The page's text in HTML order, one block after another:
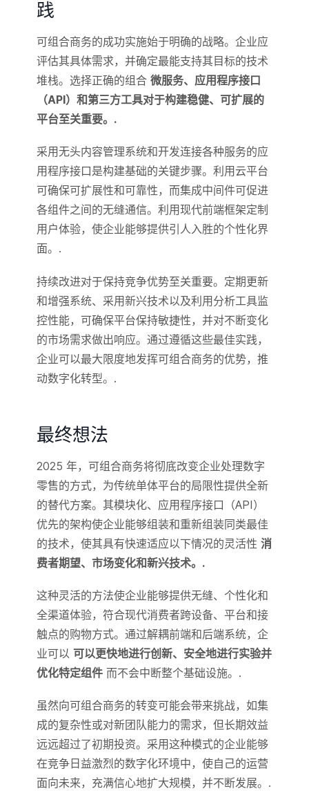
践
可组合商务的成功实施始于明确的战略。企业应
评估其具体需求，并确定最能支持其目标的技术
堆栈。选择正确的组合 微服务、应用程序接口
（API）和第三方工具对于构建稳健、可扩展的
平台至关重要。.
采用无头内容管理系统和开发连接各种服务的应
用程序接口是构建基础的关键步骤。利用云平台
可确保可扩展性和可靠性，而集成中间件可促进
各组件之间的无缝通信。利用现代前端框架定制
用户体验，使企业能够提供引人入胜的个性化界
面。.
持续改进对于保持竞争优势至关重要。定期更新
和增强系统、采用新兴技术以及利用分析工具监
控性能，可确保平台保持敏捷性，并对不断变化
的市场需求做出响应。通过遵循这些最佳实践，
企业可以最大限度地发挥可组合商务的优势，推
动数字化转型。.
最终想法
2025 年，可组合商务将彻底改变企业处理数字
零售的方式，为传统单体平台的局限性提供全新
的替代方案。其模块化、应用程序接口（API）
优先的架构使企业能够组装和重新组装同类最佳
的技术，使其具有快速适应以下情况的灵活性 消
费者期望、市场变化和新兴技术。.
这种灵活的方法使企业能够提供无缝、个性化和
全渠道体验，符合现代消费者跨设备、平台和接
触点的购物方式。通过解耦前端和后端系统，企
业可以 可以更快地进行创新、安全地进行实验并
优化特定组件而不会中断整个基础设施。.
虽然向可组合商务的转变可能会带来挑战，如集
成的复杂性或对新团队能力的需求，但长期效益
远远超过了初期投资。采用这种模式的企业能够
在竞争日益激烈的数字化环境中，使自己的运营
面向未来，充满信心地扩大规模，并不断发展。.